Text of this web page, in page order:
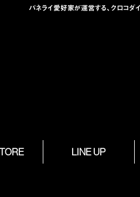
パネライ愛好家が運営する、クロコダ
LINE UP